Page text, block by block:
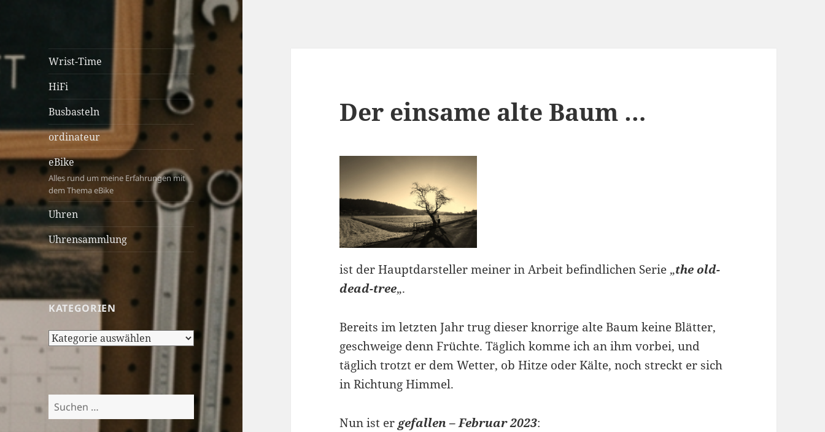
cartastrophy.at
Von Kolben, Pixeln und
Zahnrädern & immer under
construction ;-)
Wrist-Time
HiFi
Busbasteln
ordinateur
eBike
Alles rund um meine Erfahrungen mit
dem Thema eBike
Uhren
Uhrensammlung
KATEGORIEN
Kategorien
Suchen
nach:
Der einsame alte Baum …
ist der Hauptdarsteller meiner in Arbeit befindlichen Serie „the old-
dead-tree„.
Bereits im letzten Jahr trug dieser knorrige alte Baum keine Blätter,
geschweige denn Früchte. Täglich komme ich an ihm vorbei, und
täglich trotzt er dem Wetter, ob Hitze oder Kälte, noch streckt er sich
in Richtung Himmel.
Nun ist er gefallen – Februar 2023: